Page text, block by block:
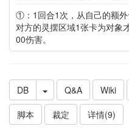
①：1回合1次，从自己的额
对方的灵摆区域1张卡为对象
00伤害。
DB Q&A Wiki
脚本
裁定 详情(9)